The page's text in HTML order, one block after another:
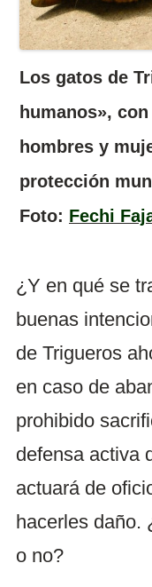
Los gatos de
humanos»,
hombres y
protección
Foto: Fechi
¿Y en qué se
buenas
de Trigueros
en caso de
prohibido
defensa activa
actuará de
hacerles daño.
o no?